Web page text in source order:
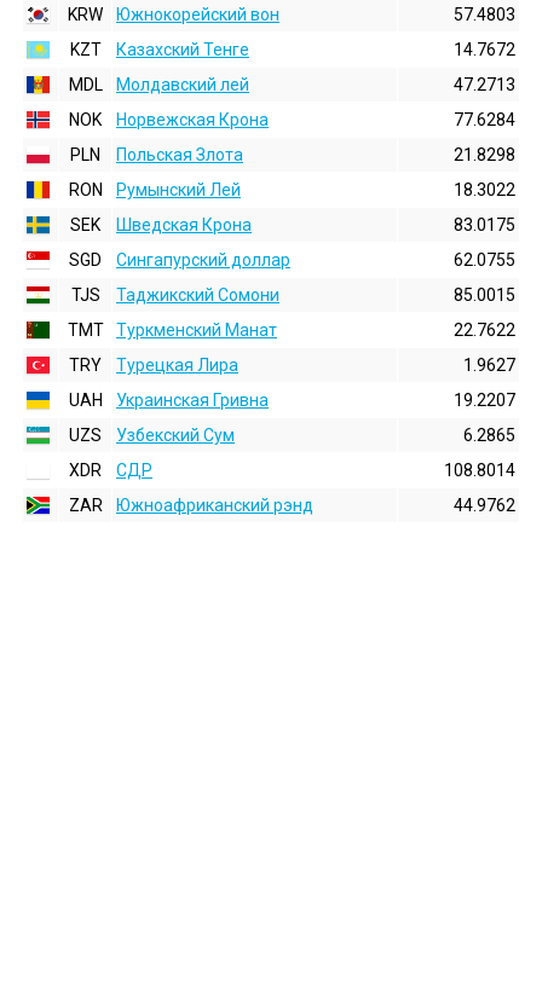
KRW
Южнокорейский вон
57.4803
KZT
Казахский Тенге
14.7672
MDL
Молдавский лей
47.2713
NOK
Норвежская Крона
77.6284
PLN
Польская Злота
21.8298
RON
Румынский Лей
18.3022
SEK
Шведская Крона
83.0175
SGD
Сингапурский доллар
62.0755
TJS
Таджикский Сомони
85.0015
TMT
Туркменский Манат
22.7622
TRY
Турецкая Лира
1.9627
UAH
Украинская Гривна
19.2207
UZS
Узбекский Сум
6.2865
XDR
СДР
108.8014
ZAR
Южноафриканский рэнд 44.9762